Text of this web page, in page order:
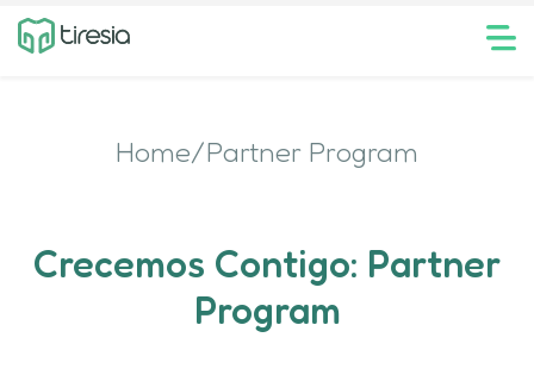
Home/Partner Program
Crecemos Contigo: Partner
Program